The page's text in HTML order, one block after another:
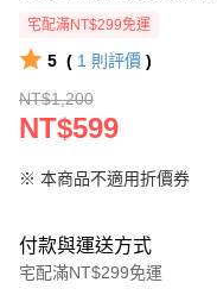
宅配滿NT$299免運
5 ( 1 則評價 )
NT$1,200
NT$599
※ 本商品不適用折價券
付款與運送方式
宅配滿NT$299免運